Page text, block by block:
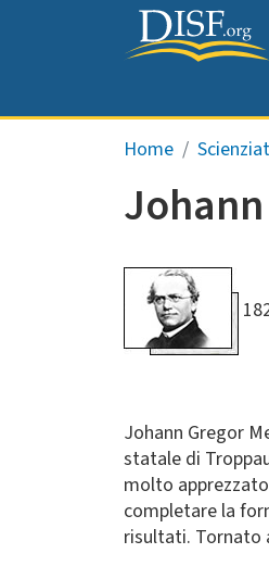
Salta al contenuto principale
Briciole
Home
Johann Gregor
statale di
molto
completare la
risultati. Tornato